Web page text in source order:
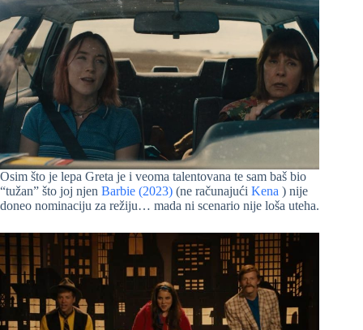
Osim što je lepa Greta je i veoma talentovana te sam baš bio
“tužan” što joj njen Barbie (2023) (ne računajući Kena ) nije
doneo nominaciju za režiju… mada ni scenario nije loša uteha.